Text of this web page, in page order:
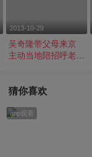
2013-10-29
吴奇隆带父母来京
主动当地陪招呼老人
猜你喜欢
app观看